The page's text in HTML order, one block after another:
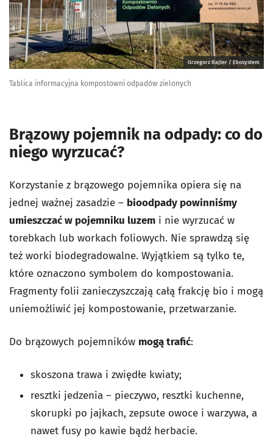
Grzegorz Rajter / Ekosystem
Tablica informacyjna kompostowni odpadów zielonych
Brązowy pojemnik na odpady: co do
niego wyrzucać?
Korzystanie z brązowego pojemnika opiera się na
jednej ważnej zasadzie – bioodpady powinniśmy
umieszczać w pojemniku luzem i nie wyrzucać w
torebkach lub workach foliowych. Nie sprawdzą się
też worki biodegradowalne. Wyjątkiem są tylko te,
które oznaczono symbolem do kompostowania.
Fragmenty folii zanieczyszczają całą frakcję bio i mogą
uniemożliwić jej kompostowanie, przetwarzanie.
Do brązowych pojemników mogą trafić:
skoszona trawa i zwiędłe kwiaty;
resztki jedzenia – pieczywo, resztki kuchenne,
skorupki po jajkach, zepsute owoce i warzywa, a
nawet fusy po kawie bądź herbacie.